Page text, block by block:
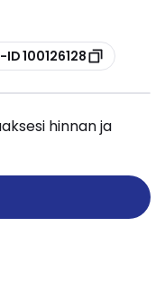
100126128
hinnan ja